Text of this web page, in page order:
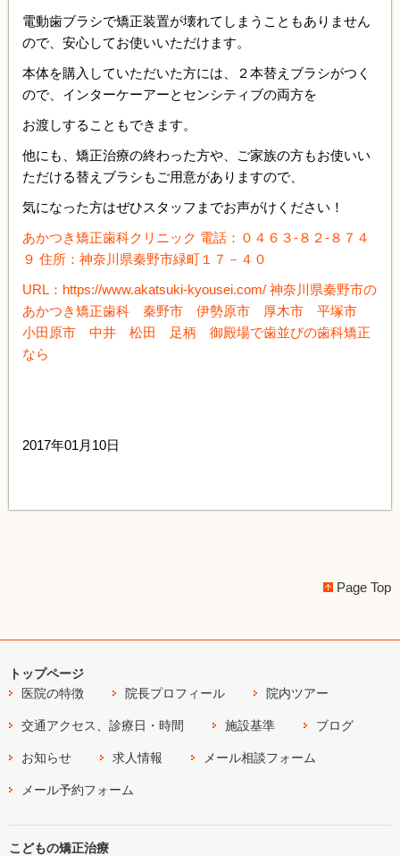
電動歯ブラシで矯正装置が壊れてしまうこともありません
ので、安心してお使いいただけます。
本体を購入していただいた方には、２本替えブラシがつく
ので、インターケーアーとセンシティブの両方を
お渡しすることもできます。
他にも、矯正治療の終わった方や、ご家族の方もお使いい
ただける替えブラシもご用意がありますので、
気になった方はぜひスタッフまでお声がけください！
あかつき矯正歯科クリニック 電話：０４６３-８２-８７４
９ 住所：神奈川県秦野市緑町１７－４０
URL：https://www.akatsuki-kyousei.com/ 神奈川県秦野市の
あかつき矯正歯科 秦野市 伊勢原市 厚木市 平塚市
小田原市 中井 松田 足柄 御殿場で歯並びの歯科矯正
なら
2017年01月10日
Page Top
トップページ
医院の特徴
院長プロフィール 院内ツアー
交通アクセス、診療日・時間 施設基準 ブログ
お知らせ 求人情報 メール相談フォーム
メール予約フォーム
こどもの矯正治療